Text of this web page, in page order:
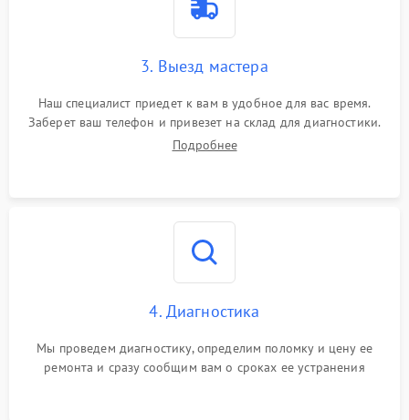
3. Выезд мастера
Наш специалист приедет к вам в удобное для вас время.
Заберет ваш телефон и привезет на склад для диагностики.
Подробнее
4. Диагностика
Мы проведем диагностику, определим поломку и цену ее
ремонта и сразу сообщим вам о сроках ее устранения